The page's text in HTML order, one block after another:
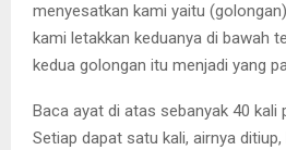
menyesatkan kami yaitu
kami letakkan keduanya di bawah
kedua golongan itu menjadi yang
Baca ayat di atas sebanyak 40 kali
Setiap dapat satu kali, airnya